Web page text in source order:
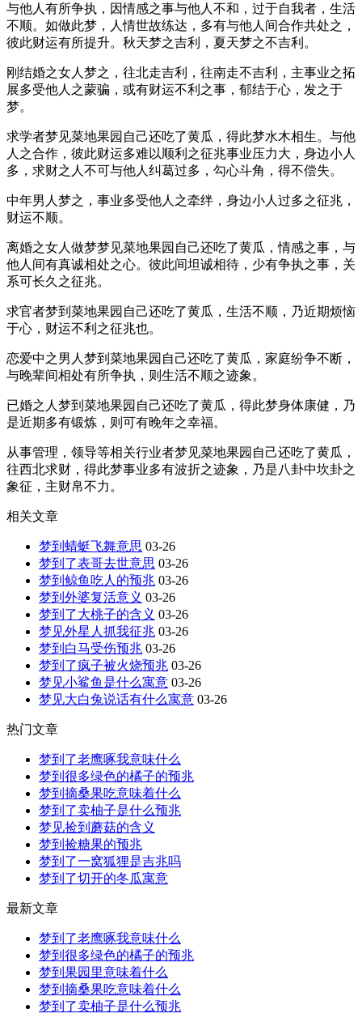
与他人有所争执，因情感之事与他人不和，过于自我者，生活
不顺。如做此梦，人情世故练达，多有与他人间合作共处之，
彼此财运有所提升。秋天梦之吉利，夏天梦之不吉利。
刚结婚之女人梦之，往北走吉利，往南走不吉利，主事业之拓
展多受他人之蒙骗，或有财运不利之事，郁结于心，发之于
梦。
求学者梦见菜地果园自己还吃了黄瓜，得此梦水木相生。与他
人之合作，彼此财运多难以顺利之征兆事业压力大，身边小人
多，求财之人不可与他人纠葛过多，勾心斗角，得不偿失。
中年男人梦之，事业多受他人之牵绊，身边小人过多之征兆，
财运不顺。
离婚之女人做梦梦见菜地果园自己还吃了黄瓜，情感之事，与
他人间有真诚相处之心。彼此间坦诚相待，少有争执之事，关
系可长久之征兆。
求官者梦到菜地果园自己还吃了黄瓜，生活不顺，乃近期烦恼
于心，财运不利之征兆也。
恋爱中之男人梦到菜地果园自己还吃了黄瓜，家庭纷争不断，
与晚辈间相处有所争执，则生活不顺之迹象。
已婚之人梦到菜地果园自己还吃了黄瓜，得此梦身体康健，乃
是近期多有锻炼，则可有晚年之幸福。
从事管理，领导等相关行业者梦见菜地果园自己还吃了黄瓜，
往西北求财，得此梦事业多有波折之迹象，乃是八卦中坎卦之
象征，主财帛不力。
相关文章
梦到蜻蜓飞舞意思 03-26
梦到了表哥去世意思 03-26
梦到鲸鱼吃人的预兆 03-26
梦到外婆复活意义 03-26
梦到了大桃子的含义 03-26
梦见外星人抓我征兆 03-26
梦到白马受伤预兆 03-26
梦到了疯子被火烧预兆 03-26
梦见小鲨鱼是什么寓意 03-26
梦见大白兔说话有什么寓意 03-26
热门文章
梦到了老鹰啄我意味什么
梦到很多绿色的橘子的预兆
梦到摘桑果吃意味着什么
梦到了卖柚子是什么预兆
梦见捡到蘑菇的含义
梦到捡糖果的预兆
梦到了一窝狐狸是吉兆吗
梦到了切开的冬瓜寓意
最新文章
梦到了老鹰啄我意味什么
梦到很多绿色的橘子的预兆
梦到果园里意味着什么
梦到摘桑果吃意味着什么
梦到了卖柚子是什么预兆